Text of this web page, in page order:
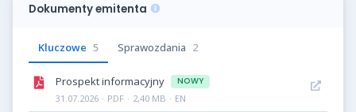
Dokumenty emitenta
Kluczowe 5 Sprawozdania 2
Prospekt informacyjny
NOWY
31.07.2026 · PDF · 2,40 MB · EN